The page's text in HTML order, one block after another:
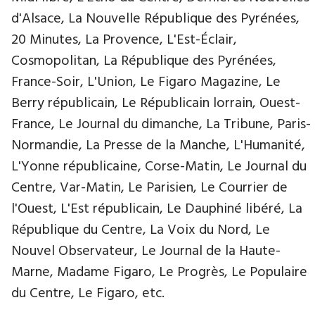
d'Alsace, La Nouvelle République des Pyrénées,
20 Minutes, La Provence, L'Est-Éclair,
Cosmopolitan, La République des Pyrénées,
France-Soir, L'Union, Le Figaro Magazine, Le
Berry républicain, Le Républicain lorrain, Ouest-
France, Le Journal du dimanche, La Tribune, Paris-
Normandie, La Presse de la Manche, L'Humanité,
L'Yonne républicaine, Corse-Matin, Le Journal du
Centre, Var-Matin, Le Parisien, Le Courrier de
l'Ouest, L'Est républicain, Le Dauphiné libéré, La
République du Centre, La Voix du Nord, Le
Nouvel Observateur, Le Journal de la Haute-
Marne, Madame Figaro, Le Progrès, Le Populaire
du Centre, Le Figaro, etc.